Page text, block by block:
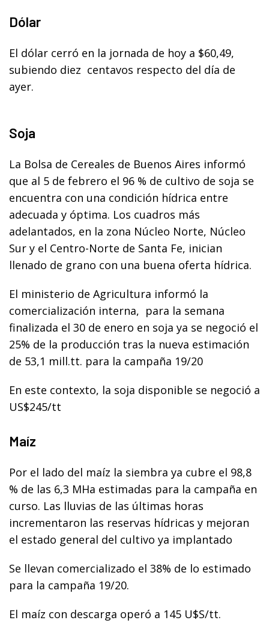
Dólar
El dólar cerró en la jornada de hoy a $60,49,
subiendo diez centavos respecto del día de
ayer.
Soja
La Bolsa de Cereales de Buenos Aires informó
que al 5 de febrero el 96 % de cultivo de soja se
encuentra con una condición hídrica entre
adecuada y óptima. Los cuadros más
adelantados, en la zona Núcleo Norte, Núcleo
Sur y el Centro-Norte de Santa Fe, inician
llenado de grano con una buena oferta hídrica.
El ministerio de Agricultura informó la
comercialización interna, para la semana
finalizada el 30 de enero en soja ya se negoció el
25% de la producción tras la nueva estimación
de 53,1 mill.tt. para la campaña 19/20
En este contexto, la soja disponible se negoció a
US$245/tt
Maíz
Por el lado del maíz la siembra ya cubre el 98,8
% de las 6,3 MHa estimadas para la campaña en
curso. Las lluvias de las últimas horas
incrementaron las reservas hídricas y mejoran
el estado general del cultivo ya implantado
Se llevan comercializado el 38% de lo estimado
para la campaña 19/20.
El maíz con descarga operó a 145 U$S/tt.